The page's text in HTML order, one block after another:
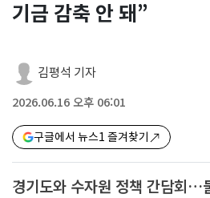
기금 감축 안 돼”
김평석 기자
2026.06.16 오후 06:01
구글에서 뉴스1 즐겨찾기
경기도와 수자원 정책 간담회…